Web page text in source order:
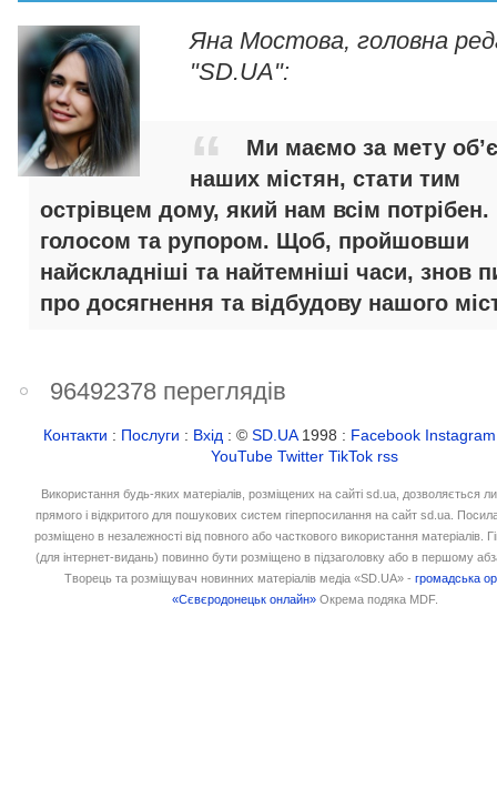
Яна Мостова, головна
"SD.UA":
Ми маємо за мету
наших містян, стати тим
острівцем дому, який нам всім потрібен.
голосом та рупором. Щоб, пройшовши
найскладніші та найтемніші часи, знов
про досягнення та відбудову нашого
96492378 переглядів
Контакти : Послуги : Вхід : ©SD.UA1998 : Facebook Instagram
YouTube Twitter TikTok rss
Використання будь-яких матеріалів, розміщених на сайті sd.ua, дозволяється
прямого і відкритого для пошукових систем гіперпосилання на сайт sd.ua.
розміщено в незалежності від повного або часткового використання матеріалів.
(для інтернет-видань) повинно бути розміщено в підзаголовку або в першому
Творець та розміщувач новинних матеріалів медіа «SD.UA» -громадська
«Сєвєродонецьк онлайн» Окрема подяка MDF.